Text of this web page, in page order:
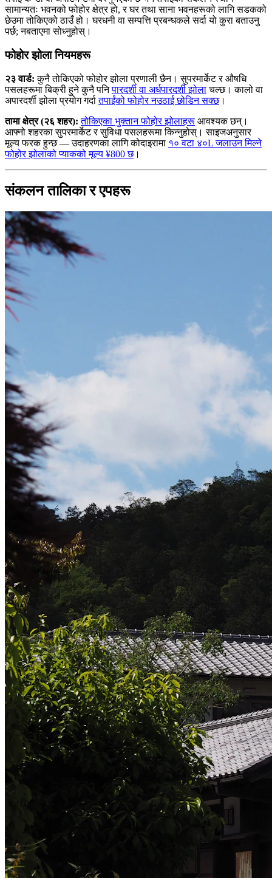
सामान्यतः भवनको फोहोर क्षेत्र हो, र घर तथा साना भवनहरूको लागि सडकको
छेउमा तोकिएको ठाउँ हो। घरधनी वा सम्पत्ति प्रबन्धकले सर्दा यो कुरा बताउनु
पर्छ; नबताएमा सोध्नुहोस्।
फोहोर झोला नियमहरू
२३ वार्ड: कुनै तोकिएको फोहोर झोला प्रणाली छैन। सुपरमार्केट र औषधि
पसलहरूमा बिक्री हुने कुनै पनिपारदर्शी वा अर्धपारदर्शी झोलाचल्छ। कालो वा
अपारदर्शी झोला प्रयोग गर्दातपाईंको फोहोर नउठाई छोडिन सक्छ।
तामा क्षेत्र (२६ शहर): तोकिएका भुक्तान फोहोर झोलाहरू आवश्यक छन्।
आफ्नो शहरका सुपरमार्केट र सुविधा पसलहरूमा किन्नुहोस्। साइजअनुसार
मूल्य फरक हुन्छ — उदाहरणका लागि कोदाइरामा १० वटा ४०L जलाउन मिल्ने
फोहोर झोलाको प्याकको मूल्य ¥800 छ।
संकलन तालिका र एपहरू